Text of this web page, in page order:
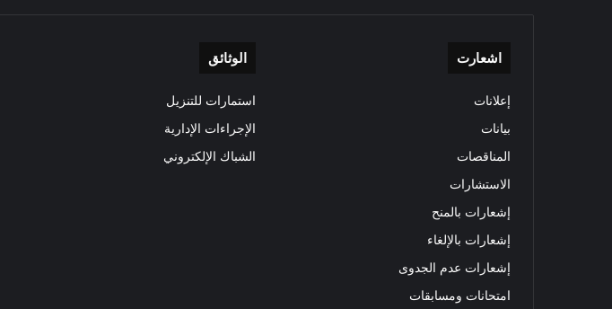
اشعارت
إعلانات
بيانات
المناقصات
الاستشارات
إشعارات بالمنح
إشعارات بالإلغاء
إشعارات عدم الجدوى
امتحانات ومسابقات
الوثائق
استمارات للتنزيل
الإجراءات الإدارية
الشباك الإلكتروني